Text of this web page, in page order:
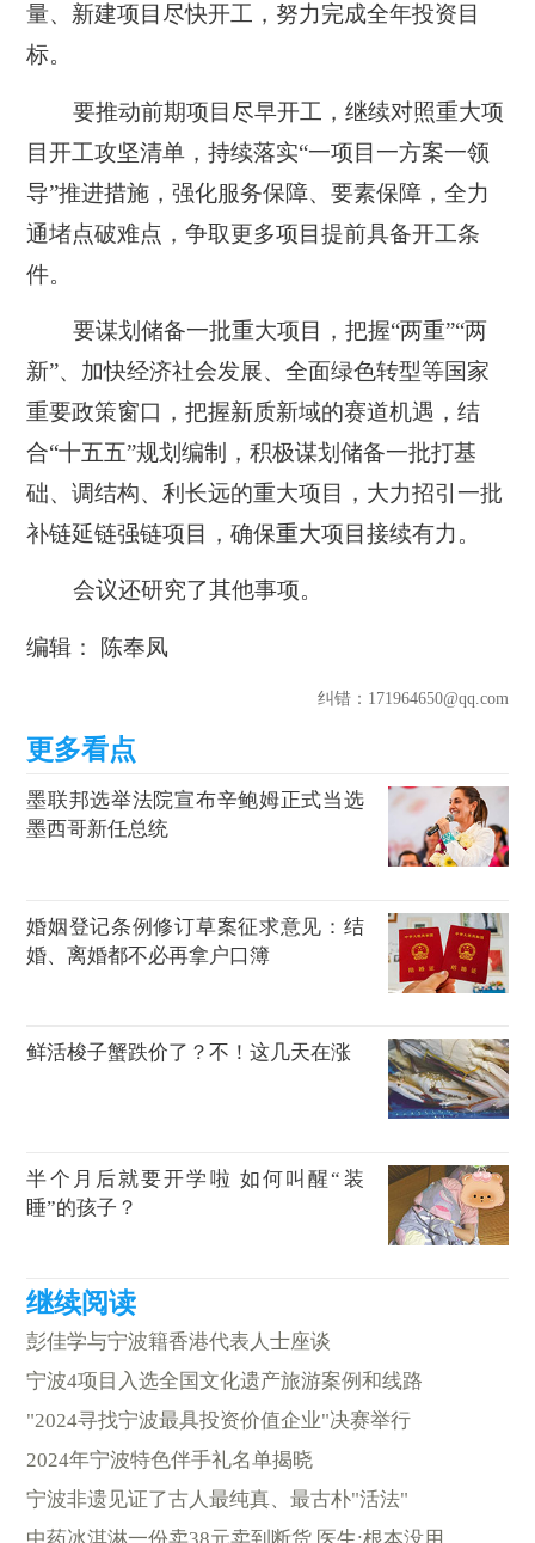
量、新建项目尽快开工，努力完成全年投资目
标。
要推动前期项目尽早开工，继续对照重大项
目开工攻坚清单，持续落实“一项目一方案一领
导”推进措施，强化服务保障、要素保障，全力
通堵点破难点，争取更多项目提前具备开工条
件。
要谋划储备一批重大项目，把握“两重”“两
新”、加快经济社会发展、全面绿色转型等国家
重要政策窗口，把握新质新域的赛道机遇，结
合“十五五”规划编制，积极谋划储备一批打基
础、调结构、利长远的重大项目，大力招引一批
补链延链强链项目，确保重大项目接续有力。
会议还研究了其他事项。
编辑： 陈奉凤
纠错：171964650@qq.com
墨联邦选举法院宣布辛鲍姆正式当选
墨西哥新任总统
婚姻登记条例修订草案征求意见：结
婚、离婚都不必再拿户口簿
鲜活梭子蟹跌价了？不！这几天在涨
半个月后就要开学啦 如何叫醒“装
睡”的孩子？
彭佳学与宁波籍香港代表人士座谈
宁波4项目入选全国文化遗产旅游案例和线路
"2024寻找宁波最具投资价值企业"决赛举行
2024年宁波特色伴手礼名单揭晓
宁波非遗见证了古人最纯真、最古朴"活法"